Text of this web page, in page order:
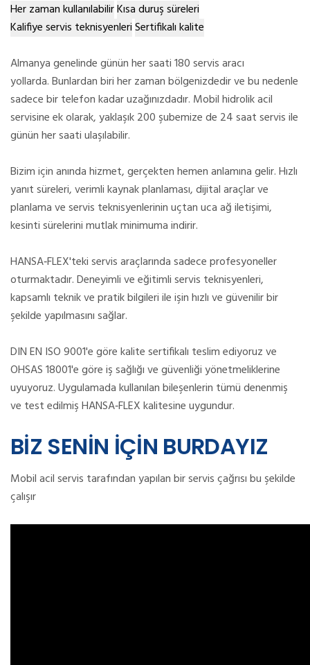
Her zaman kullanılabilirKısa duruş süreleri
Kalifiye servis teknisyenleriSertifikalı kalite
Almanya genelinde günün her saati 180 servis aracı
yollarda.Bunlardan biri her zaman bölgenizdedir ve bu nedenle
sadece bir telefon kadar uzağınızdadır. Mobil hidrolik acil
servisine ek olarak, yaklaşık 200 şubemize de 24 saat servis ile
günün her saati ulaşılabilir.
Bizim için anında hizmet, gerçekten hemen anlamına gelir.Hızlı
yanıt süreleri, verimli kaynak planlaması, dijital araçlar ve
planlama ve servis teknisyenlerinin uçtan uca ağ iletişimi,
kesinti sürelerini mutlak minimuma indirir.
HANSA‑FLEX'teki servis araçlarında sadece profesyoneller
oturmaktadır.Deneyimli ve eğitimli servis teknisyenleri,
kapsamlı teknik ve pratik bilgileri ile işin hızlı ve güvenilir bir
şekilde yapılmasını sağlar.
DIN EN ISO 9001'e göre kalite sertifikalı teslim ediyoruz ve
OHSAS 18001'e göre iş sağlığı ve güvenliği yönetmeliklerine
uyuyoruz. Uygulamada kullanılan bileşenlerin tümü denenmiş
ve test edilmiş HANSA‑FLEX kalitesine uygundur.
BİZ SENİN İÇİN BURDAYIZ
Mobil acil servis tarafından yapılan bir servis çağrısı bu şekilde
çalışır